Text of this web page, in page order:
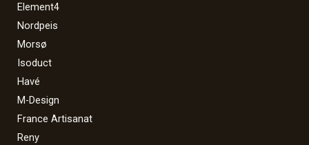
Element4
Nordpeis
Morsø
Isoduct
Havé
M-Design
France Artisanat
Reny